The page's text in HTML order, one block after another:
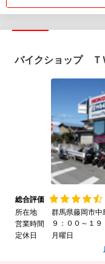
バイクショップ Ｔ
総合評価
所在地
群馬県藤岡市中
営業時間
９：００～１９
定休日
月曜日